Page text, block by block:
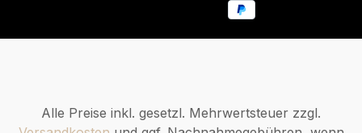
Alle Preise inkl. gesetzl. Mehrwertsteuer zzgl.